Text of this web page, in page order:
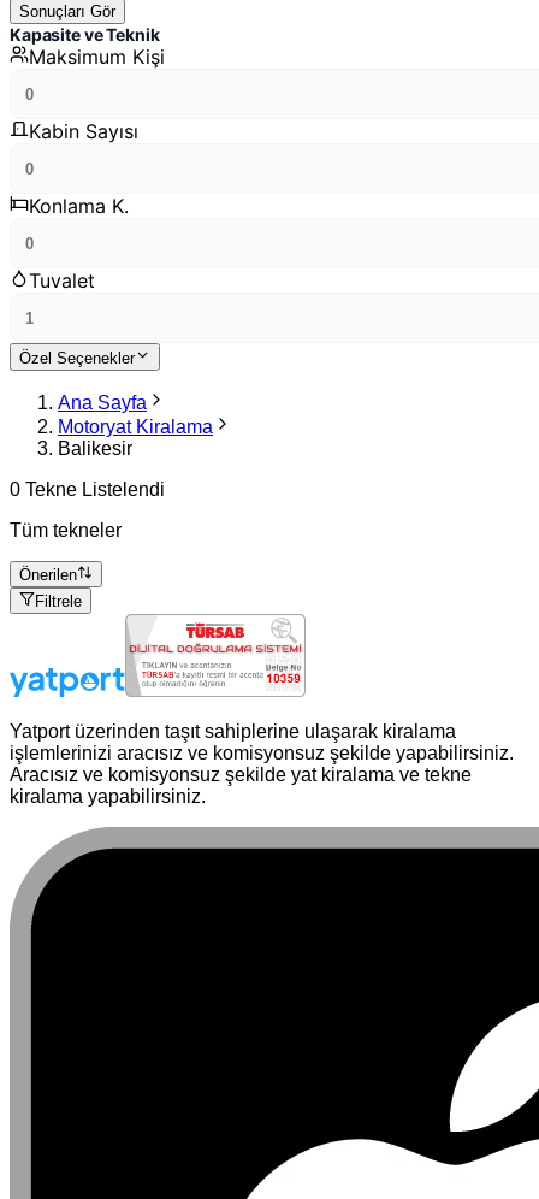
Sonuçları Gör
Kapasite ve Teknik
Maksimum Kişi
Kabin Sayısı
Konlama K.
Tuvalet
Özel Seçenekler
Ana Sayfa
Motoryat Kiralama
Balikesir
0 Tekne Listelendi
Tüm tekneler
Önerilen
Filtrele
Yatport üzerinden taşıt sahiplerine ulaşarak kiralama
işlemlerinizi aracısız ve komisyonsuz şekilde yapabilirsiniz.
Aracısız ve komisyonsuz şekilde yat kiralama ve tekne
kiralama yapabilirsiniz.